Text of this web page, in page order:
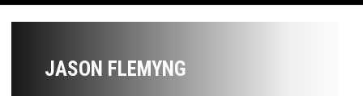
JASON FLEMYNG